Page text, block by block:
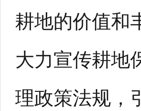
耕地的价值和
大力宣传耕地
理政策法规，